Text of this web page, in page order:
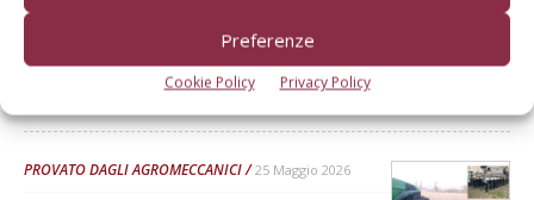
Preferenze
Cookie Policy Privacy Policy
McCormick X8.631 VT-Drive
Verifica effettuata su una macchina con all’attivo 300 ore
PROVATO DAGLI AGROMECCANICI 25 Maggio 2026